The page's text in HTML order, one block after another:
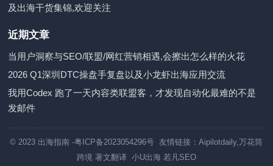
及出海干货集锦,欢迎关注
近期文章
当用户洞察与SEO/联盟/网红营销相遇,会擦出怎么样的火花
2026 Q1深圳DTC操盘手复盘以及小龙虾出海应用交流
我用Codex 跑了一天内容类联盟客，才发现自动化最难的不是
发邮件
© 2023 出海指南 -粤ICP备2023054296号 友情链接：Aipilotdaily,万花筒
跨境 著文翻译 小U出海 若凡SEO